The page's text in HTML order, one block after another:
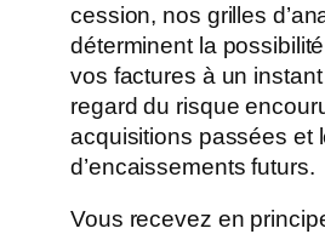
cession, nos grilles
déterminent la
vos factures à un
regard du risque
acquisitions passées et
d’encaissements futurs.
Vous recevez en